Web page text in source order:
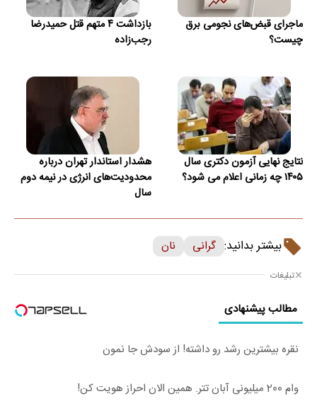
ماجرای قبض‌های نجومی برق
چیست؟
بازداشت ۴ متهم قتل حمیدرضا
رجب‌زاده
نتایج نهایی آزمون دکتری سال
۱۴۰۵ چه زمانی اعلام می شود؟
هشدار استاندار تهران درباره
محدودیت‌های انرژی در نیمه دوم
سال
بیشتر بدانید: گرانی نان
تبلیغات
مطالب پیشنهادی
نقره بیشترین رشد رو داشته! از سودش جا نمون
وام 200 میلیونی آبان تتر. همین الان احراز هویت کن!